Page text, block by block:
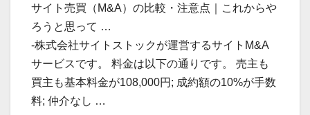
サイト売買（M&A）の比較・注意点｜これからや
ろうと思って …
-株式会社サイトストックが運営するサイトM&A
サービスです。 料金は以下の通りです。 売主も
買主も基本料金が108,000円; 成約額の10%が手数
料; 仲介なし …